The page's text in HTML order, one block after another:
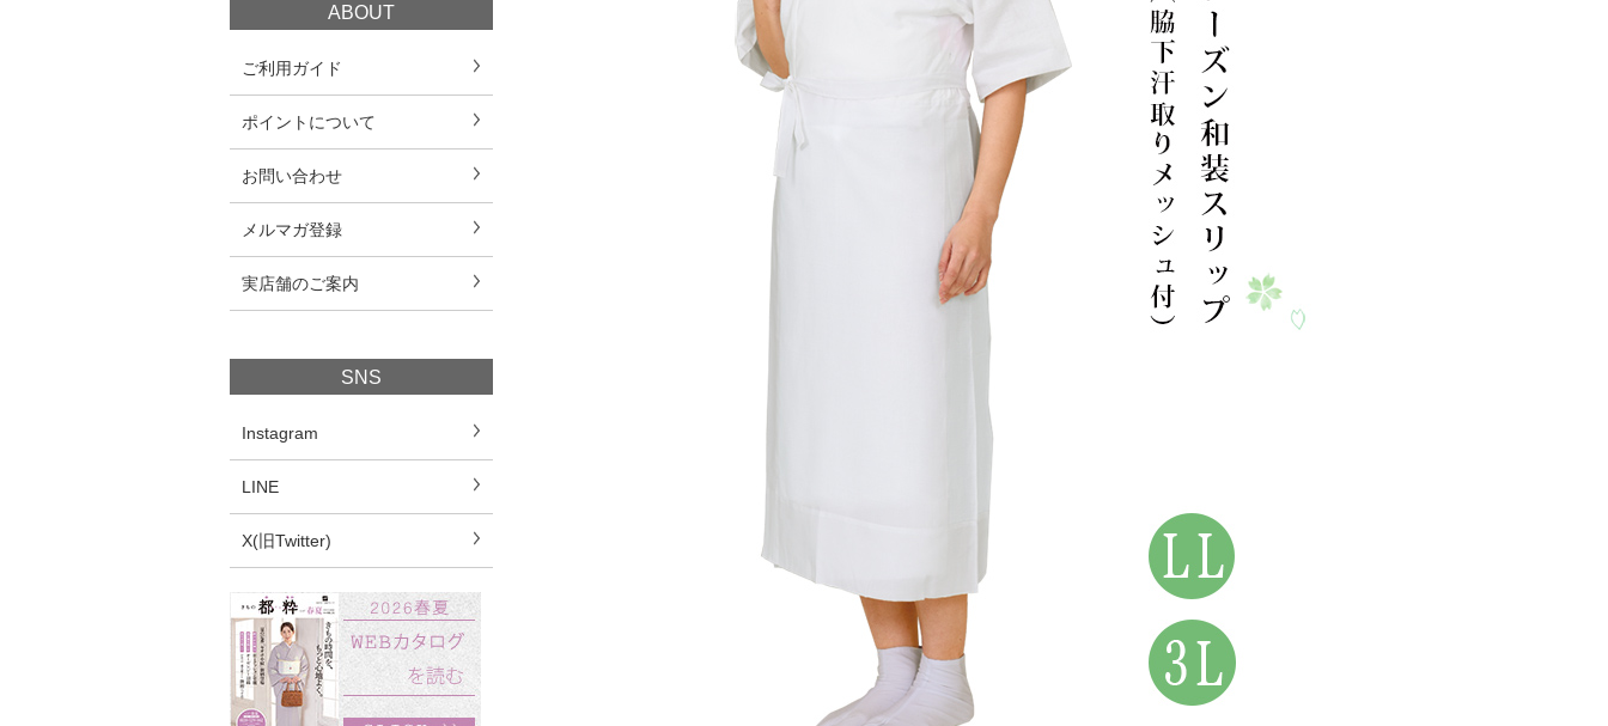
ABOUT
ご利用ガイド
ポイントについて
お問い合わせ
メルマガ登録
実店舗のご案内
SNS
Instagram
LINE
X(旧Twitter)